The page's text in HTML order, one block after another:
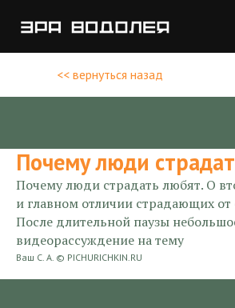
<< вернуться назад
Почему люди
Почему люди страдать любят. О
и главном отличии страдающих от
После длительной паузы
видеорассуждение на тему
Ваш С. А. © PICHURICHKIN.RU